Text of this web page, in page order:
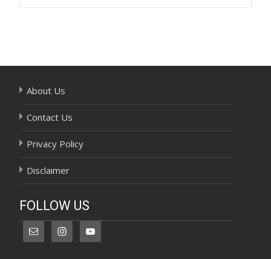
Post
About Us
Contact Us
Privacy Policy
Disclaimer
FOLLOW US